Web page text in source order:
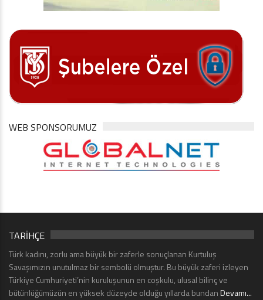
WEB SPONSORUMUZ
TARİHÇE
Türk kadını, zorlu ama büyük bir zaferle sonuçlanan Kurtuluş
Savaşımızın unutulmaz bir sembolü olmuştur. Bu büyük zaferi izleyen
Türkiye Cumhuriyeti’nin kuruluşunun en coşkulu, ulusal bilinç ve
bütünlüğümüzün en yüksek düzeyde olduğu yıllarda bundanDevamı...